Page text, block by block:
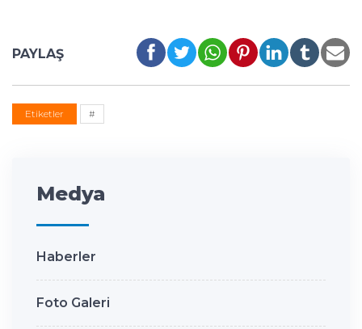
PAYLAŞ
Etiketler #
Medya
Haberler
Foto Galeri